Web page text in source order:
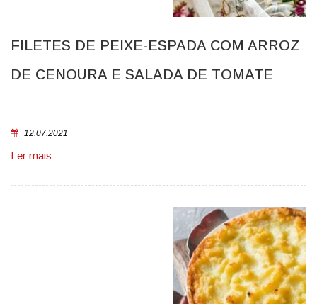
FILETES DE PEIXE-ESPADA COM ARROZ
DE CENOURA E SALADA DE TOMATE
12.07.2021
Ler mais